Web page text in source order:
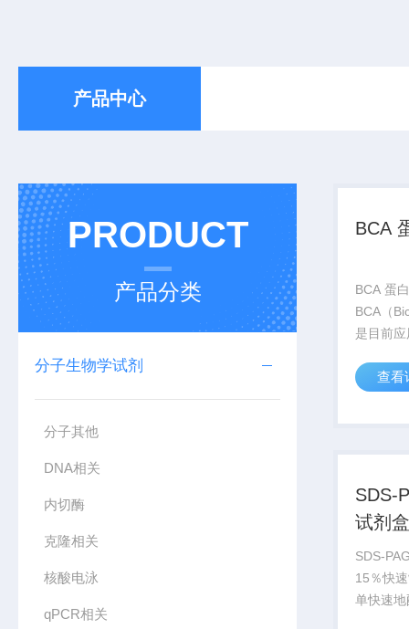
产品中心
PRODUCT
产品分类
分子生物学试剂
分子其他
DNA相关
内切酶
克隆相关
核酸电泳
qPCR相关
BCA
BCA 蛋
BCA（
是目前
应，即
蓝色复
查看
SDS-
试剂
SDS-
15％快
单快速地